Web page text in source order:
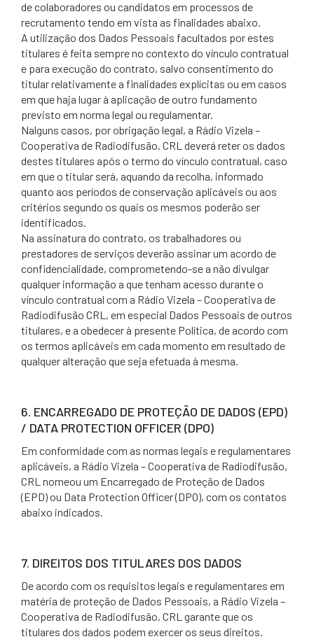
de colaboradores ou candidatos em processos de
recrutamento tendo em vista as finalidades abaixo.
A utilização dos Dados Pessoais facultados por estes
titulares é feita sempre no contexto do vínculo contratual
e para execução do contrato, salvo consentimento do
titular relativamente a finalidades explícitas ou em casos
em que haja lugar à aplicação de outro fundamento
previsto em norma legal ou regulamentar.
Nalguns casos, por obrigação legal, a Rádio Vizela –
Cooperativa de Radiodifusão, CRL deverá reter os dados
destes titulares após o termo do vínculo contratual, caso
em que o titular será, aquando da recolha, informado
quanto aos períodos de conservação aplicáveis ou aos
critérios segundo os quais os mesmos poderão ser
identificados.
Na assinatura do contrato, os trabalhadores ou
prestadores de serviços deverão assinar um acordo de
confidencialidade, comprometendo-se a não divulgar
qualquer informação a que tenham acesso durante o
vínculo contratual com a Rádio Vizela – Cooperativa de
Radiodifusão CRL, em especial Dados Pessoais de outros
titulares, e a obedecer à presente Política, de acordo com
os termos aplicáveis em cada momento em resultado de
qualquer alteração que seja efetuada à mesma.
6. ENCARREGADO DE PROTEÇÃO DE DADOS (EPD)
/ DATA PROTECTION OFFICER (DPO)
Em conformidade com as normas legais e regulamentares
aplicáveis, a Rádio Vizela – Cooperativa de Radiodifusão,
CRL nomeou um Encarregado de Proteção de Dados
(EPD) ou Data Protection Officer (DPO), com os contatos
abaixo indicados.
7. DIREITOS DOS TITULARES DOS DADOS
De acordo com os requisitos legais e regulamentares em
matéria de proteção de Dados Pessoais, a Rádio Vizela –
Cooperativa de Radiodifusão, CRL garante que os
titulares dos dados podem exercer os seus direitos.